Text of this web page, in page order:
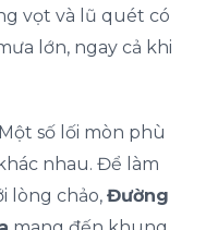
vọt và lũ quét có
lớn, ngay cả khi
Một số lối mòn phù
nhau. Để làm
lòng chảo, Đường